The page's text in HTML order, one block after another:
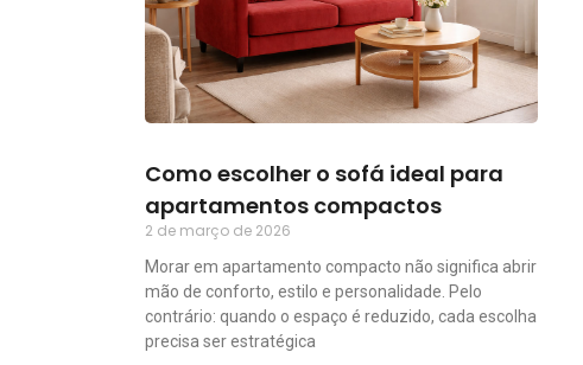
Como escolher o sofá ideal para
apartamentos compactos
2 de março de 2026
Morar em apartamento compacto não significa abrir
mão de conforto, estilo e personalidade. Pelo
contrário: quando o espaço é reduzido, cada escolha
precisa ser estratégica